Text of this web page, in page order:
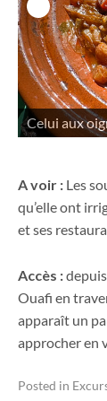
Et
A voir : Les
qu’elle ont
et ses
Accès :
Ouafi en
apparaît un
approcher en
Posted in